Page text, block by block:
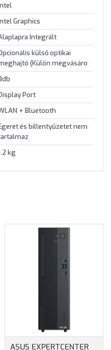
Graphics
Integrált
külső optikai
(Külön megvásáro
Port
+ Bluetooth
és billentyűzetet nem
kg
ASUS EXPERTCENTER